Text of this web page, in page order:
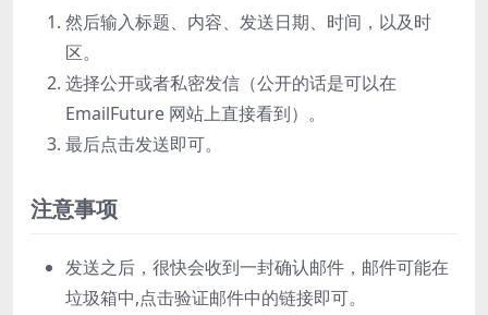
然后输入标题、内容、发送日期、时间，以及时
区。
选择公开或者私密发信（公开的话是可以在
EmailFuture 网站上直接看到）。
最后点击发送即可。
注意事项
发送之后，很快会收到一封确认邮件，邮件可能在
垃圾箱中,点击验证邮件中的链接即可。